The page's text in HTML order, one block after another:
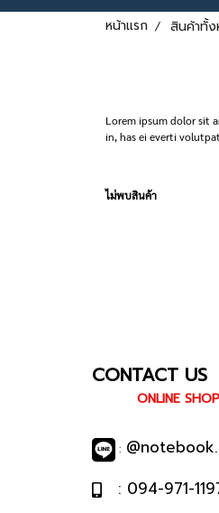
หน้าแรก สินค้าทั้
Lorem ipsum dolor sit
in, has ei everti
ไม่พบสินค้า
CONTACT US
ONLINE
:
: 094-971-